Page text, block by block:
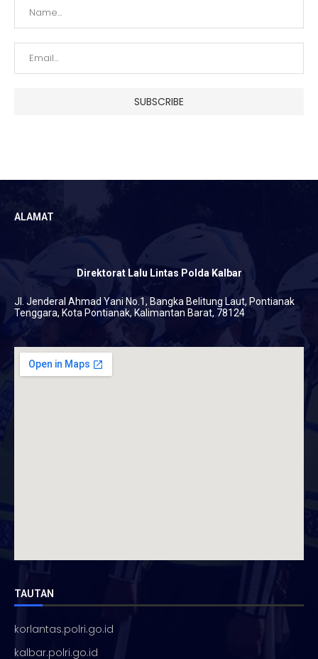
ALAMAT
Direktorat Lalu Lintas Polda Kalbar
Jl. Jenderal Ahmad Yani No.1, Bangka Belitung Laut, Pontianak
Tenggara, Kota Pontianak, Kalimantan Barat, 78124
TAUTAN
korlantas.polri.go.id
kalbar.polri.go.id